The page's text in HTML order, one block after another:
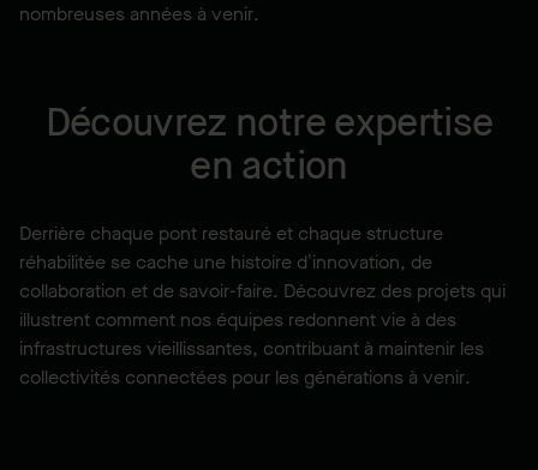
nombreuses années à venir.
Découvrez notre expertise
en action
Derrière chaque pont restauré et chaque structure
réhabilitée se cache une histoire d’innovation, de
collaboration et de savoir-faire. Découvrez des projets qui
illustrent comment nos équipes redonnent vie à des
infrastructures vieillissantes, contribuant à maintenir les
collectivités connectées pour les générations à venir.